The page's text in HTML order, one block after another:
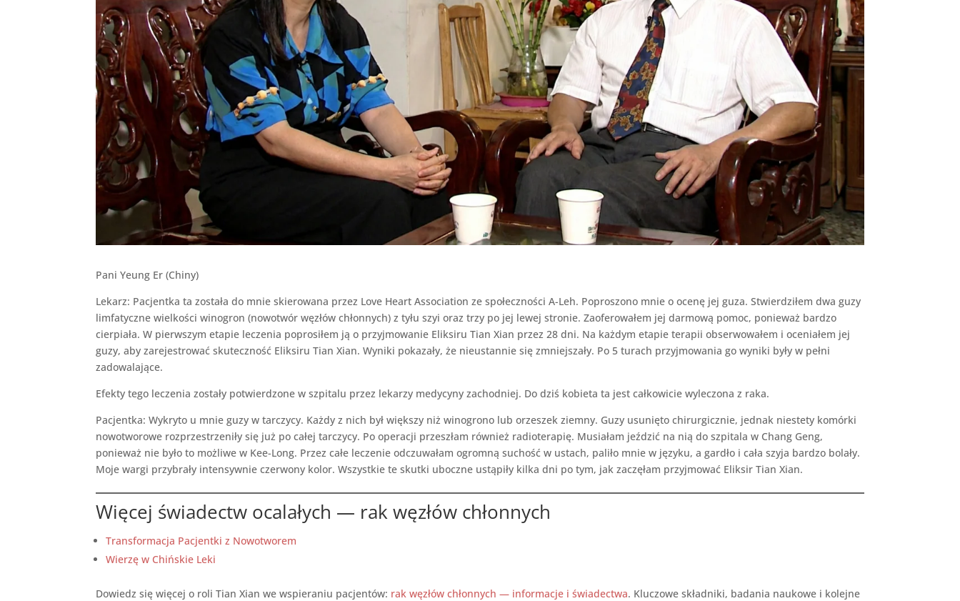
Pani Yeung Er (Chiny)
Lekarz: Pacjentka ta została do mnie skierowana przez Love Heart Association ze społeczności A-Leh. Poproszono mnie o ocenę jej guza. Stwierdziłem dwa guzy
limfatyczne wielkości winogron (nowotwór węzłów chłonnych) z tyłu szyi oraz trzy po jej lewej stronie. Zaoferowałem jej darmową pomoc, ponieważ bardzo
cierpiała. W pierwszym etapie leczenia poprosiłem ją o przyjmowanie Eliksiru Tian Xian przez 28 dni. Na każdym etapie terapii obserwowałem i oceniałem jej
guzy, aby zarejestrować skuteczność Eliksiru Tian Xian. Wyniki pokazały, że nieustannie się zmniejszały. Po 5 turach przyjmowania go wyniki były w pełni
zadowalające.
Efekty tego leczenia zostały potwierdzone w szpitalu przez lekarzy medycyny zachodniej. Do dziś kobieta ta jest całkowicie wyleczona z raka.
Pacjentka: Wykryto u mnie guzy w tarczycy. Każdy z nich był większy niż winogrono lub orzeszek ziemny. Guzy usunięto chirurgicznie, jednak niestety komórki
nowotworowe rozprzestrzeniły się już po całej tarczycy. Po operacji przeszłam również radioterapię. Musiałam jeździć na nią do szpitala w Chang Geng,
ponieważ nie było to możliwe w Kee-Long. Przez całe leczenie odczuwałam ogromną suchość w ustach, paliło mnie w języku, a gardło i cała szyja bardzo bolały.
Moje wargi przybrały intensywnie czerwony kolor. Wszystkie te skutki uboczne ustąpiły kilka dni po tym, jak zaczęłam przyjmować Eliksir Tian Xian.
Więcej świadectw ocalałych — rak węzłów chłonnych
Transformacja Pacjentki z Nowotworem
Wierzę w Chińskie Leki
Dowiedz się więcej o roli Tian Xian we wspieraniu pacjentów: rak węzłów chłonnych — informacje i świadectwa. Kluczowe składniki, badania naukowe i kolejne